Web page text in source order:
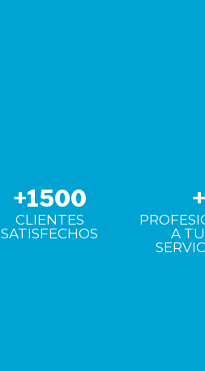
+1500
CLIENTES
SATISFECHOS
A TU